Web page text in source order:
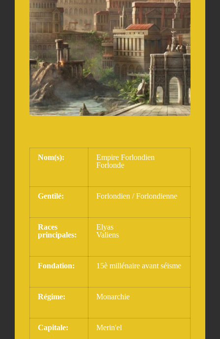
Nom(s):
Empire Forlondien
Forlonde
Gentilé: Forlondien / Forlondienne
Races
principales:
Elyas
Valiens
Fondation: 15è millénaire avant séisme
Régime: Monarchie
Capitale: Merin'el